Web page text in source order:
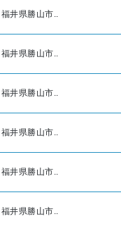
福井県勝山市..
福井県勝山市..
福井県勝山市..
福井県勝山市..
福井県勝山市..
福井県勝山市..